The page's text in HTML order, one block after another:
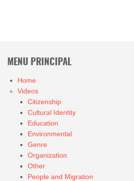
MENU PRINCIPAL
Home
Videos
Citizenship
Cultural Identity
Education
Environmental
Genre
Organization
Other
People and Migration